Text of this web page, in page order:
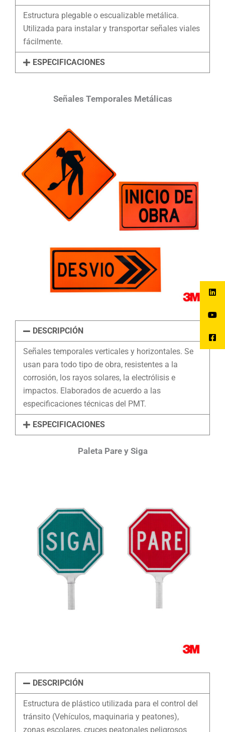
Estructura plegable o escualizable metálica.
Utilizada para instalar y transportar señales viales
fácilmente.
ESPECIFICACIONES
Señales Temporales Metálicas
DESCRIPCIÓN
Señales temporales verticales y horizontales. Se
usan para todo tipo de obra, resistentes a la
corrosión, los rayos solares, la electrólisis e
impactos. Elaborados de acuerdo a las
especificaciones técnicas del PMT.
ESPECIFICACIONES
Paleta Pare y Siga
DESCRIPCIÓN
Estructura de plástico utilizada para el control del
tránsito (Vehículos, maquinaria y peatones),
zonas escolares, cruces peatonales peligrosos